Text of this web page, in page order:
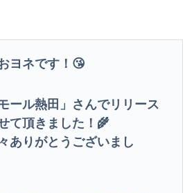
ヨネです！😘
ール熱田」さんでリリース
て頂きました！🌾
ありがとうございまし